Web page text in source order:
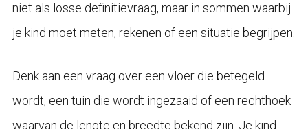
niet als losse definitievraag, maar in sommen waarbij
je kind moet meten, rekenen of een situatie begrijpen.
Denk aan een vraag over een vloer die betegeld
wordt, een tuin die wordt ingezaaid of een rechthoek
waarvan de lengte en breedte bekend zijn. Je kind